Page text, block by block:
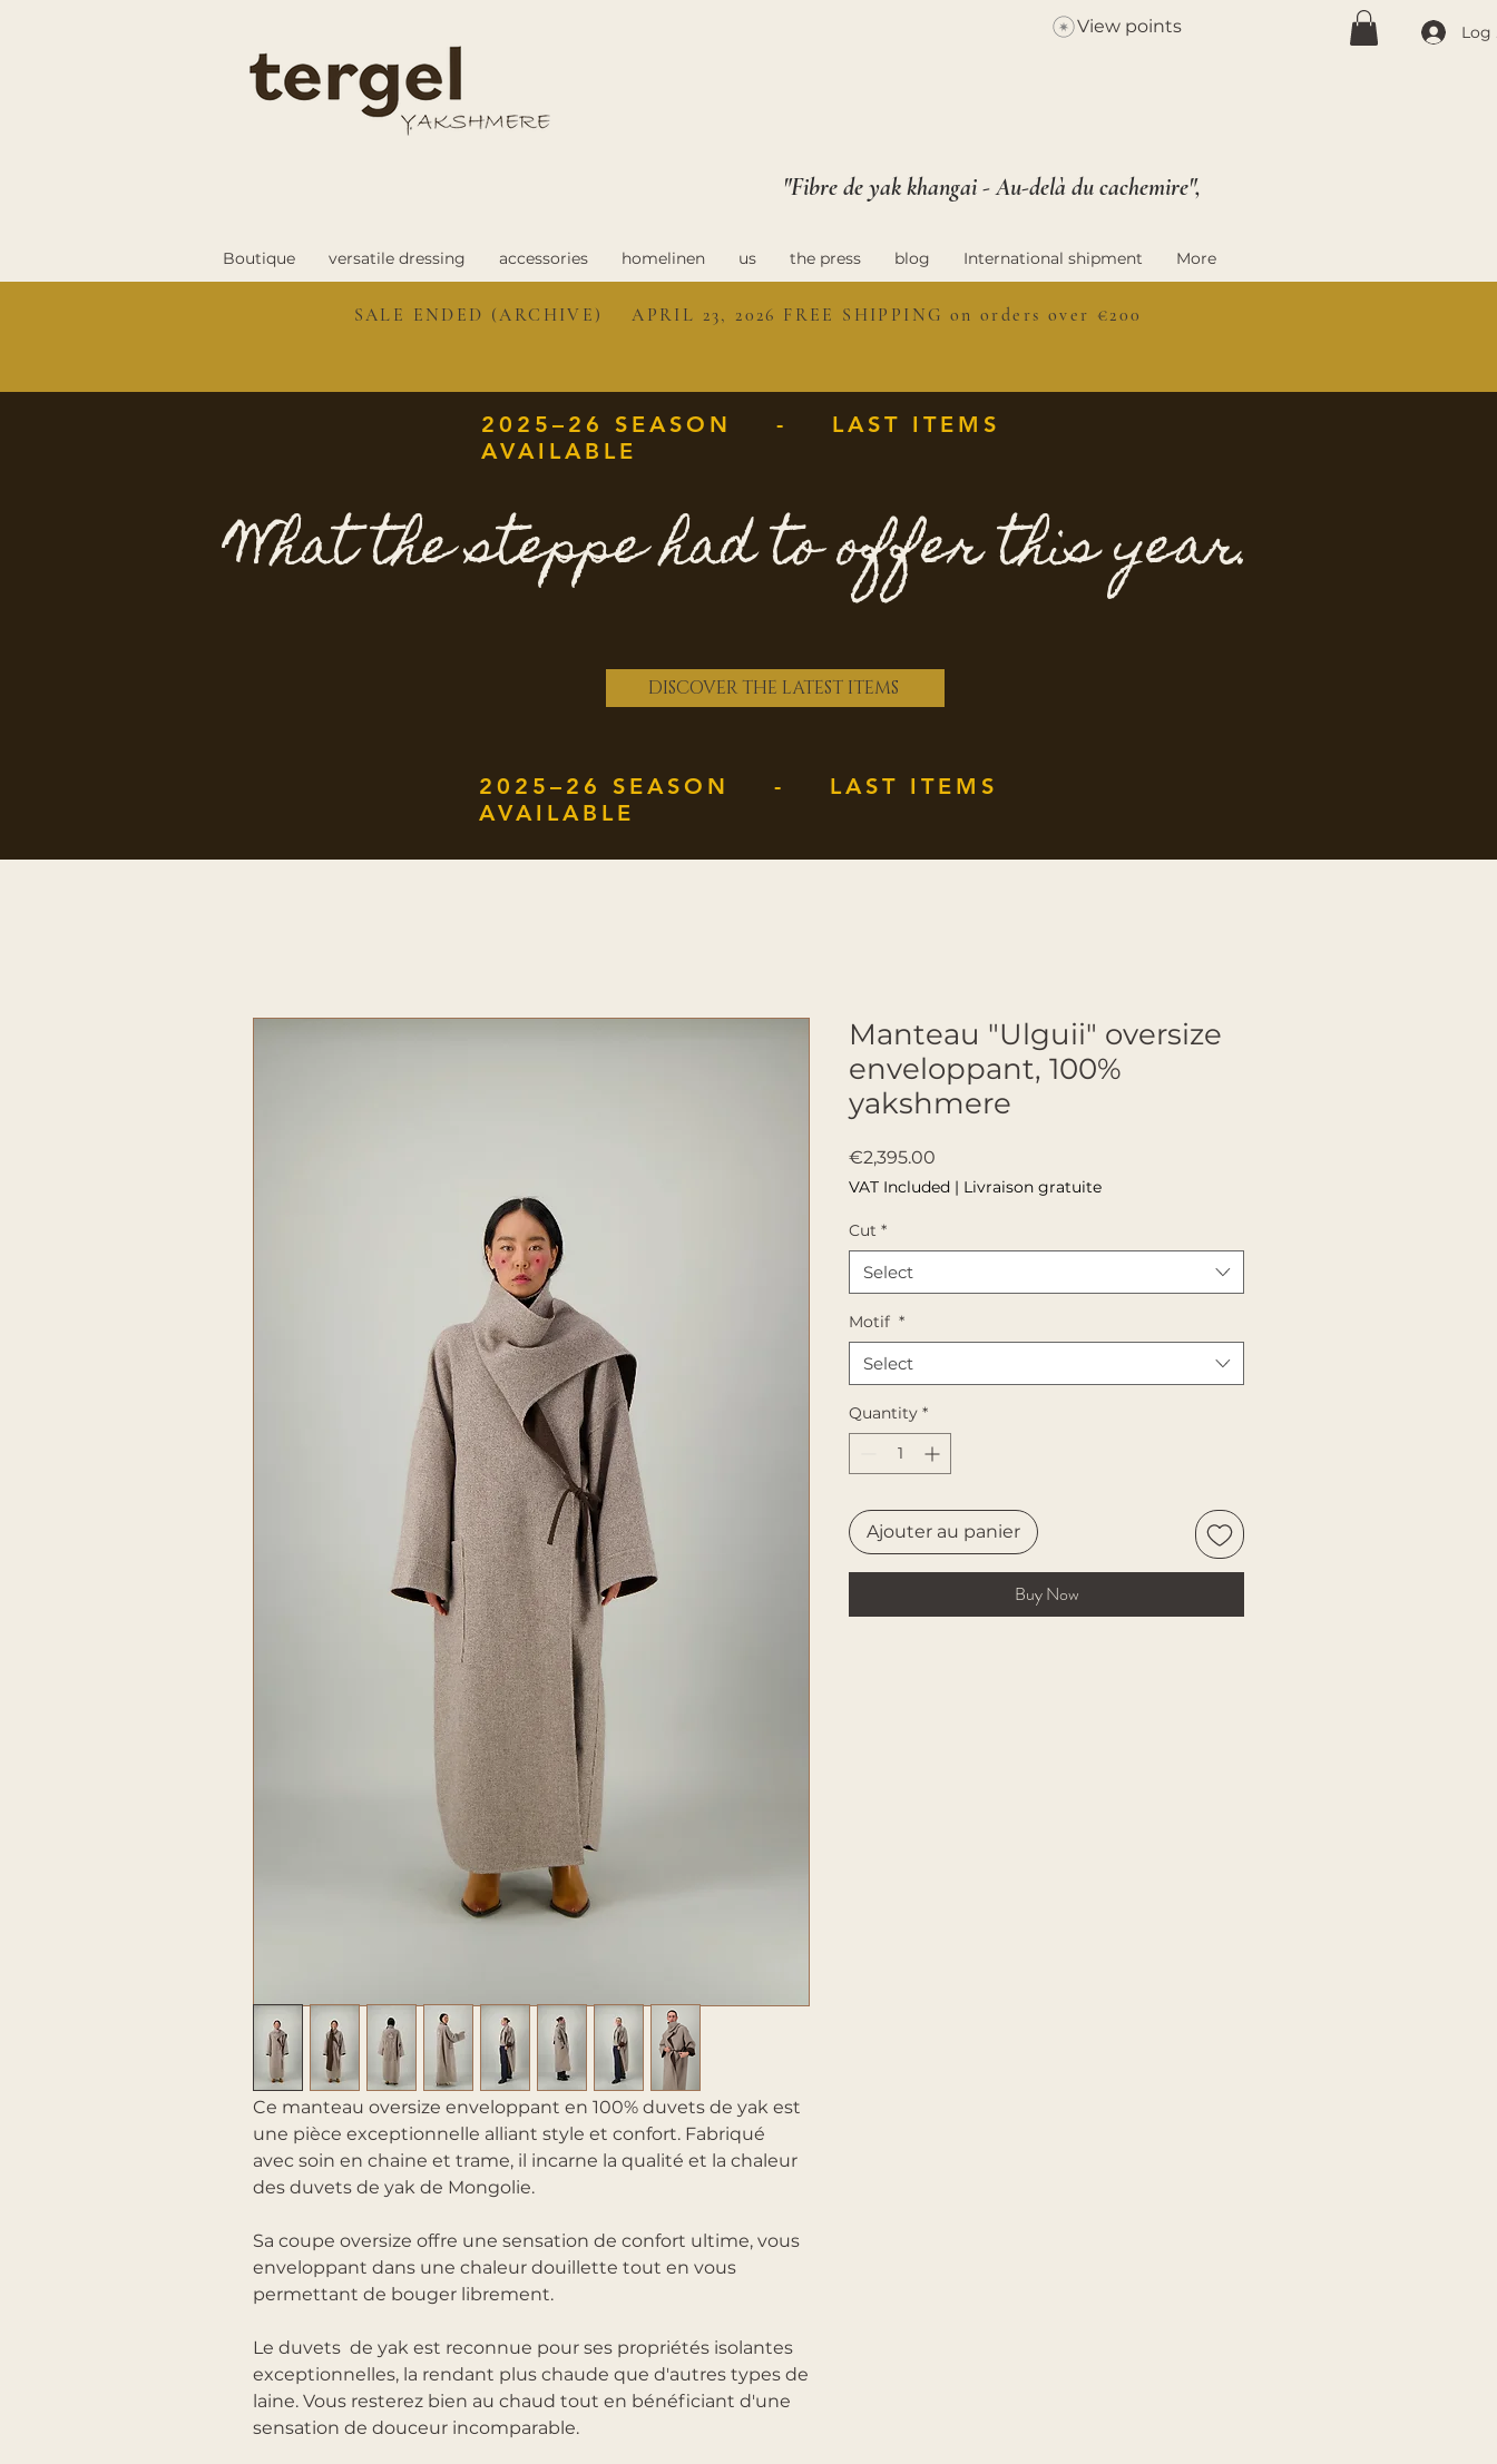
View points
"Fibre de yak khangai - Au-delà du cachemire",
Boutique versatile dressing accessories homelinen us the press blog International shipment More
Log
SALE ENDED (ARCHIVE) APRIL 23, 2026 FREE SHIPPING on orders over €200
2025–26 SEASON - LAST ITEMS
AVAILABLE
What the steppe had to offer this year.
DISCOVER THE LATEST ITEMS
2025–26 SEASON - LAST ITEMS
AVAILABLE
Ce manteau oversize enveloppant en 100% duvets de yak est
une pièce exceptionnelle alliant style et confort. Fabriqué
avec soin en chaine et trame, il incarne la qualité et la chaleur
des duvets de yak de Mongolie.
Sa coupe oversize offre une sensation de confort ultime, vous
enveloppant dans une chaleur douillette tout en vous
permettant de bouger librement.
Le duvets de yak est reconnue pour ses propriétés isolantes
exceptionnelles, la rendant plus chaude que d'autres types de
laine. Vous resterez bien au chaud tout en bénéficiant d'une
sensation de douceur incomparable.
Manteau "Ulguii" oversize
enveloppant, 100%
yakshmere
€2,395.00
VAT Included | Livraison gratuite
Cut *
Select
Motif *
Select
Quantity *
Ajouter au panier
Buy Now